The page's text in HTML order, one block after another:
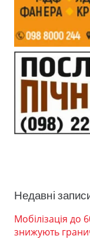
Недавні
Мобілізація до
знижують